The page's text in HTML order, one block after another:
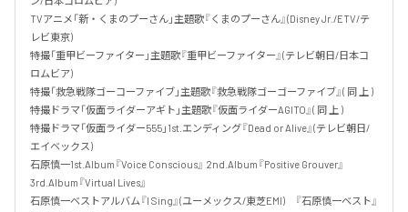
TVアニメ「新・くまのプーさん」主題歌『くまのプーさん』(Disney Jr./ETV/テ
レビ東京)
特撮「重甲ビーファイター」主題歌『重甲ビーファイター』(テレビ朝日/日本コ
ロムビア)
特撮「救急戦隊ゴーコーファイブ」主題歌『救急戦隊ゴーゴーファイブ』( 同 上 )
特撮ドラマ「仮面ライダーアギト」主題歌『仮面ライダーAGITO』( 同 上 )
特撮ドラマ「仮面ライダー555」1st.エンディング『Dead or Alive』(テレビ朝日/
エイベックス)
石原慎一1st.Album『Voice Conscious』 2nd.Album『Positive Grouver』
3rd.Album『Virtual Lives』
石原慎一ベストアルバム『I Sing』(ユーメックス/東芝EMI)　『石原慎一ベスト』